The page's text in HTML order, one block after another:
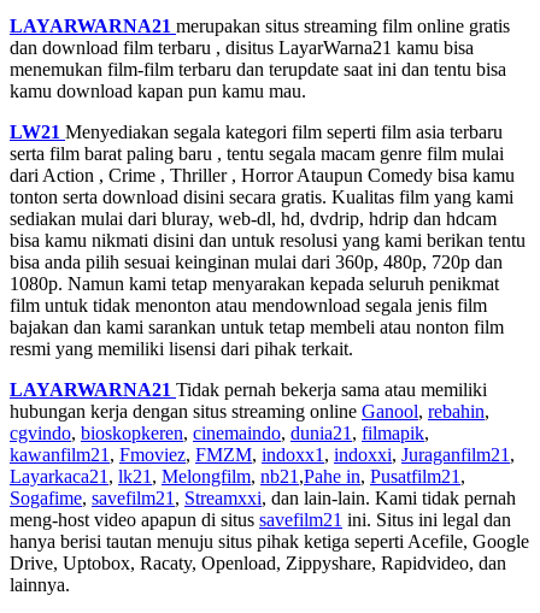
LAYARWARNA21 merupakan situs streaming film online gratis
dan download film terbaru , disitus LayarWarna21 kamu bisa
menemukan film-film terbaru dan terupdate saat ini dan tentu bisa
kamu download kapan pun kamu mau.
LW21 Menyediakan segala kategori film seperti film asia terbaru
serta film barat paling baru , tentu segala macam genre film mulai
dari Action , Crime , Thriller , Horror Ataupun Comedy bisa kamu
tonton serta download disini secara gratis. Kualitas film yang kami
sediakan mulai dari bluray, web-dl, hd, dvdrip, hdrip dan hdcam
bisa kamu nikmati disini dan untuk resolusi yang kami berikan tentu
bisa anda pilih sesuai keinginan mulai dari 360p, 480p, 720p dan
1080p. Namun kami tetap menyarakan kepada seluruh penikmat
film untuk tidak menonton atau mendownload segala jenis film
bajakan dan kami sarankan untuk tetap membeli atau nonton film
resmi yang memiliki lisensi dari pihak terkait.
LAYARWARNA21 Tidak pernah bekerja sama atau memiliki
hubungan kerja dengan situs streaming online Ganool, rebahin,
cgvindo, bioskopkeren, cinemaindo, dunia21 , filmapik,
kawanfilm21 , Fmoviez, FMZM, indoxx1 , indoxxi, Juraganfilm21 ,
Layarkaca21 , lk21 , Melongfilm, nb21 ,Pahe in, Pusatfilm21 ,
Sogafime, savefilm21 , Streamxxi, dan lain-lain. Kami tidak pernah
meng-host video apapun di situs savefilm21 ini. Situs ini legal dan
hanya berisi tautan menuju situs pihak ketiga seperti Acefile, Google
Drive, Uptobox, Racaty, Openload, Zippyshare, Rapidvideo, dan
lainnya.